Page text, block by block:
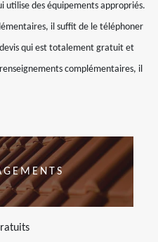
utilise des équipements appropriés.
il suffit de le téléphoner
qui est totalement gratuit et
complémentaires, il